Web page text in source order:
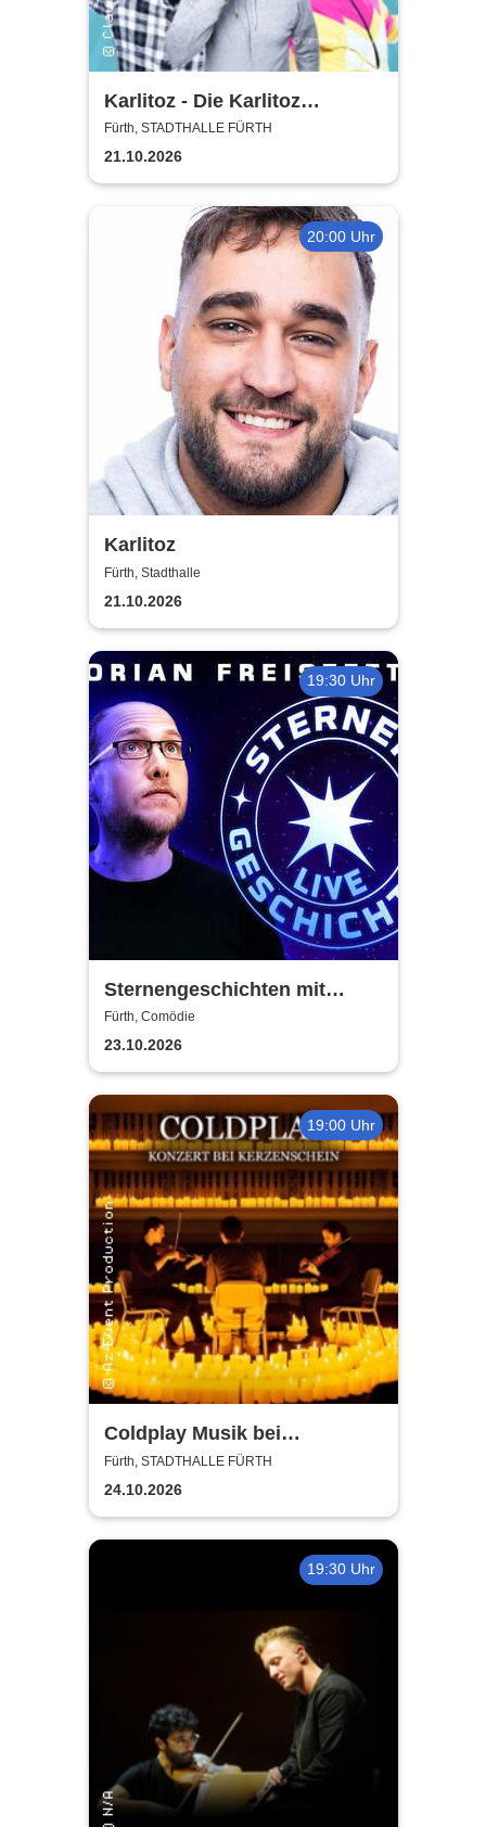
Karlitoz - Die Karlitoz
Supershow
Fürth, STADTHALLE FÜRTH
21.10.2026
20:00 Uhr
Karlitoz
Fürth, Stadthalle
21.10.2026
19:30 Uhr
Sternengeschichten mit
Florian Freistetter - Die
Geheimnisse des Universums
Fürth, Comödie
23.10.2026
19:00 Uhr
Coldplay Musik bei
Kerzenschein
Fürth, STADTHALLE FÜRTH
24.10.2026
19:30 Uhr